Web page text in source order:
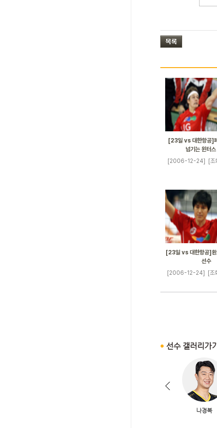
[23일 vs 대한항공]
넘기는 윈터
[2006-12-24]
[
[23일 vs 대한항공]환
선수
[2006-12-24]
[조